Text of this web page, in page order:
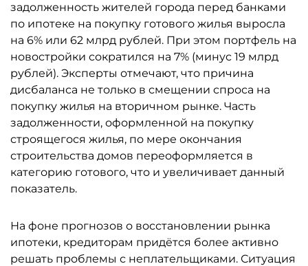
задолженность жителей города перед банками
по ипотеке на покупку готового жилья выросла
на 6% или 62 млрд рублей. При этом портфель на
новостройки сократился на 7% (минус 19 млрд
рублей). Эксперты отмечают, что причина
дисбаланса не только в смещении спроса на
покупку жилья на вторичном рынке. Часть
задолженности, оформленной на покупку
строящегося жилья, по мере окончания
строительства домов переоформляется в
категорию готового, что и увеличивает данный
показатель.
На фоне прогнозов о восстановлении рынка
ипотеки, кредиторам придётся более активно
решать проблемы с неплательщиками. Ситуация